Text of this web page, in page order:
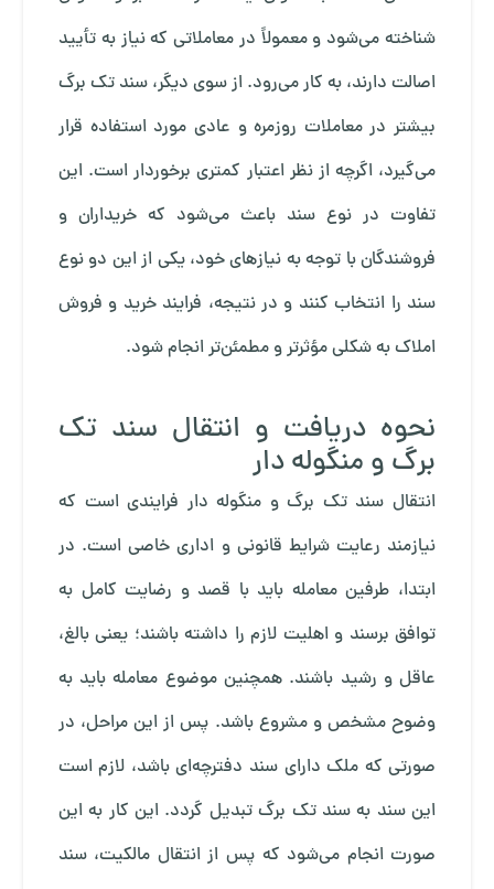
شناخته می‌شود و معمولاً در معاملاتی که نیاز به تأیید
اصالت دارند، به کار می‌رود. از سوی دیگر، سند تک برگ
بیشتر در معاملات روزمره و عادی مورد استفاده قرار
می‌گیرد، اگرچه از نظر اعتبار کمتری برخوردار است. این
تفاوت در نوع سند باعث می‌شود که خریداران و
فروشندگان با توجه به نیازهای خود، یکی از این دو نوع
سند را انتخاب کنند و در نتیجه، فرایند خرید و فروش
املاک به شکلی مؤثرتر و مطمئن‌تر انجام شود.
نحوه دریافت و انتقال سند تک
برگ و منگوله دار
انتقال سند تک برگ و منگوله دار فرایندی است که
نیازمند رعایت شرایط قانونی و اداری خاصی است. در
ابتدا، طرفین معامله باید با قصد و رضایت کامل به
توافق برسند و اهلیت لازم را داشته باشند؛ یعنی بالغ،
عاقل و رشید باشند. همچنین موضوع معامله باید به
وضوح مشخص و مشروع باشد. پس از این مراحل، در
صورتی که ملک دارای سند دفترچه‌ای باشد، لازم است
این سند به سند تک برگ تبدیل گردد. این کار به این
صورت انجام می‌شود که پس از انتقال مالکیت، سند